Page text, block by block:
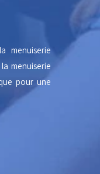
menuiserie
menuiserie
pour une